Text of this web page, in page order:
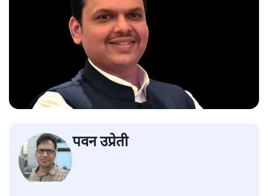
पवन उप्रेती